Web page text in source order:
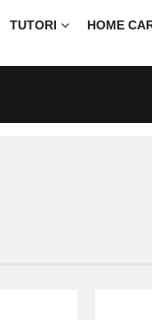
TUTORI HOME